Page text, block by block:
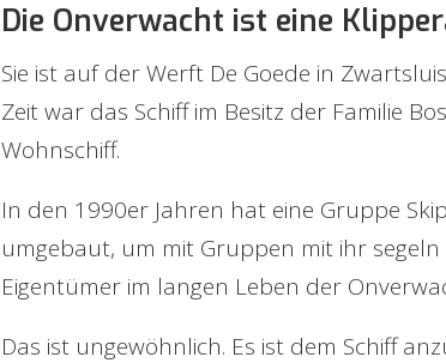
Die Onverwacht ist eine
Sie ist auf der Werft De Goede in
Zeit war das Schiff im Besitz der Familie
Wohnschiff.
In den 1990er Jahren hat eine Gruppe
umgebaut, um mit Gruppen mit ihr
Eigentümer im langen Leben der
Das ist ungewöhnlich. Es ist dem Schiff